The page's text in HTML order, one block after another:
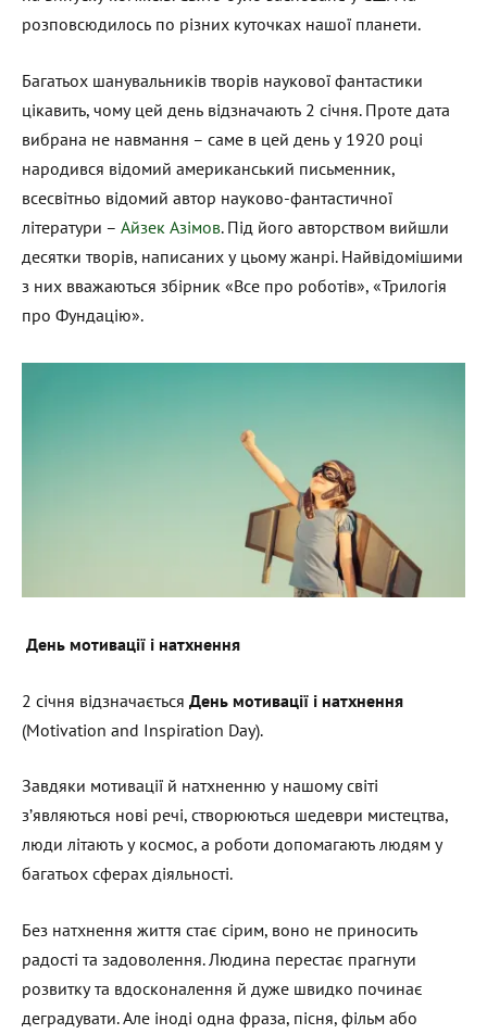
розповсюдилось по різних куточках нашої планети.
Багатьох шанувальників творів наукової фантастики
цікавить, чому цей день відзначають 2 січня. Проте дата
вибрана не навмання – саме в цей день у 1920 році
народився відомий американський письменник,
всесвітньо відомий автор науково-фантастичної
літератури – Айзек Азімов. Під його авторством вийшли
десятки творів, написаних у цьому жанрі. Найвідомішими
з них вважаються збірник «Все про роботів», «Трилогія
про Фундацію».
День мотивації і натхнення
2 січня відзначається День мотивації і натхнення
(Motivation and Inspiration Day).
Завдяки мотивації й натхненню у нашому світі
з’являються нові речі, створюються шедеври мистецтва,
люди літають у космос, а роботи допомагають людям у
багатьох сферах діяльності.
Без натхнення життя стає сірим, воно не приносить
радості та задоволення. Людина перестає прагнути
розвитку та вдосконалення й дуже швидко починає
деградувати. Але іноді одна фраза, пісня, фільм або